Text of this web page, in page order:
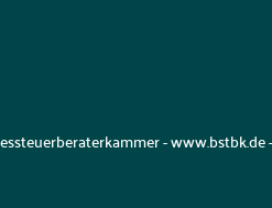
- www.bstbk.de